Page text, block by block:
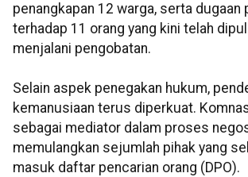
penangkapan 12 warga, serta dugaan
terhadap 11 orang yang kini telah
menjalani pengobatan.
Selain aspek penegakan hukum,
kemanusiaan terus diperkuat.
sebagai mediator dalam proses
memulangkan sejumlah pihak yang
masuk daftar pencarian orang (DPO).